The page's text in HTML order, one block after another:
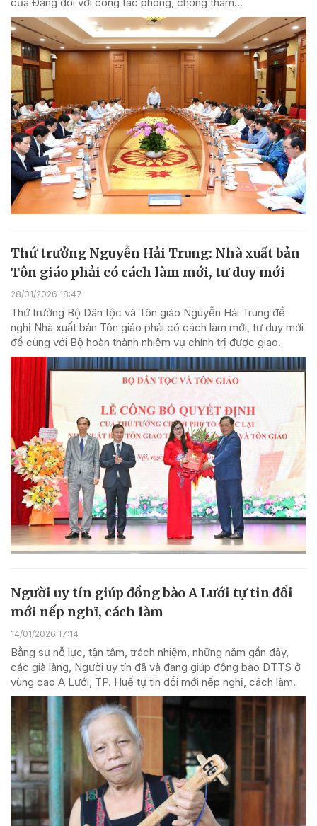
Thứ trưởng Nguyễn Hải Trung: Nhà xuất bản
Tôn giáo phải có cách làm mới, tư duy mới
28/01/2026 18:47
Thứ trưởng Bộ Dân tộc và Tôn giáo Nguyễn Hải Trung đề
nghị Nhà xuất bản Tôn giáo phải có cách làm mới, tư duy mới
để cùng với Bộ hoàn thành nhiệm vụ chính trị được giao.
Người uy tín giúp đồng bào A Lưới tự tin đổi
mới nếp nghĩ, cách làm
14/01/2026 17:14
Bằng sự nỗ lực, tận tâm, trách nhiệm, những năm gần đây,
các già làng, Người uy tín đã và đang giúp đồng bào DTTS ở
vùng cao A Lưới, TP. Huế tự tin đổi mới nếp nghĩ, cách làm.